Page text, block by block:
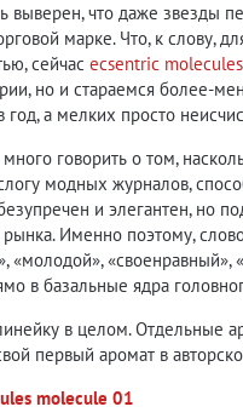
выверен, что даже звезды
марке. Что, к слову,
сейчасecsentric
но и стараемся более-
год, а мелких просто
говорить о том,
модных журналов,
и элегантен, но
Именно поэтому,
«молодой», «своенравный»,
в базальные ядра
в целом. Отдельные
первый аромат в
molecule 01